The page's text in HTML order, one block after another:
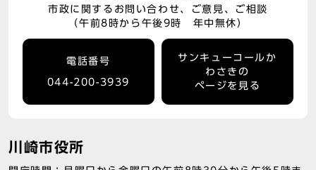
市政に関するお問い合わせ、ご意見、ご相談
（午前8時から午後9時 年中無休）
電話番号
044-200-3939
サンキューコールか
わさきの
ページを見る
川崎市役所